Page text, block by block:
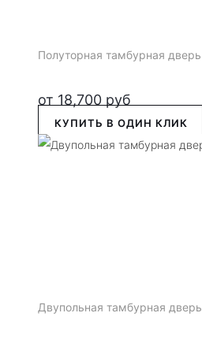
Полуторная тамбурная дверь
от 18,700 руб
КУПИТЬ В ОДИН КЛИК
Двупольная тамбурная дверь